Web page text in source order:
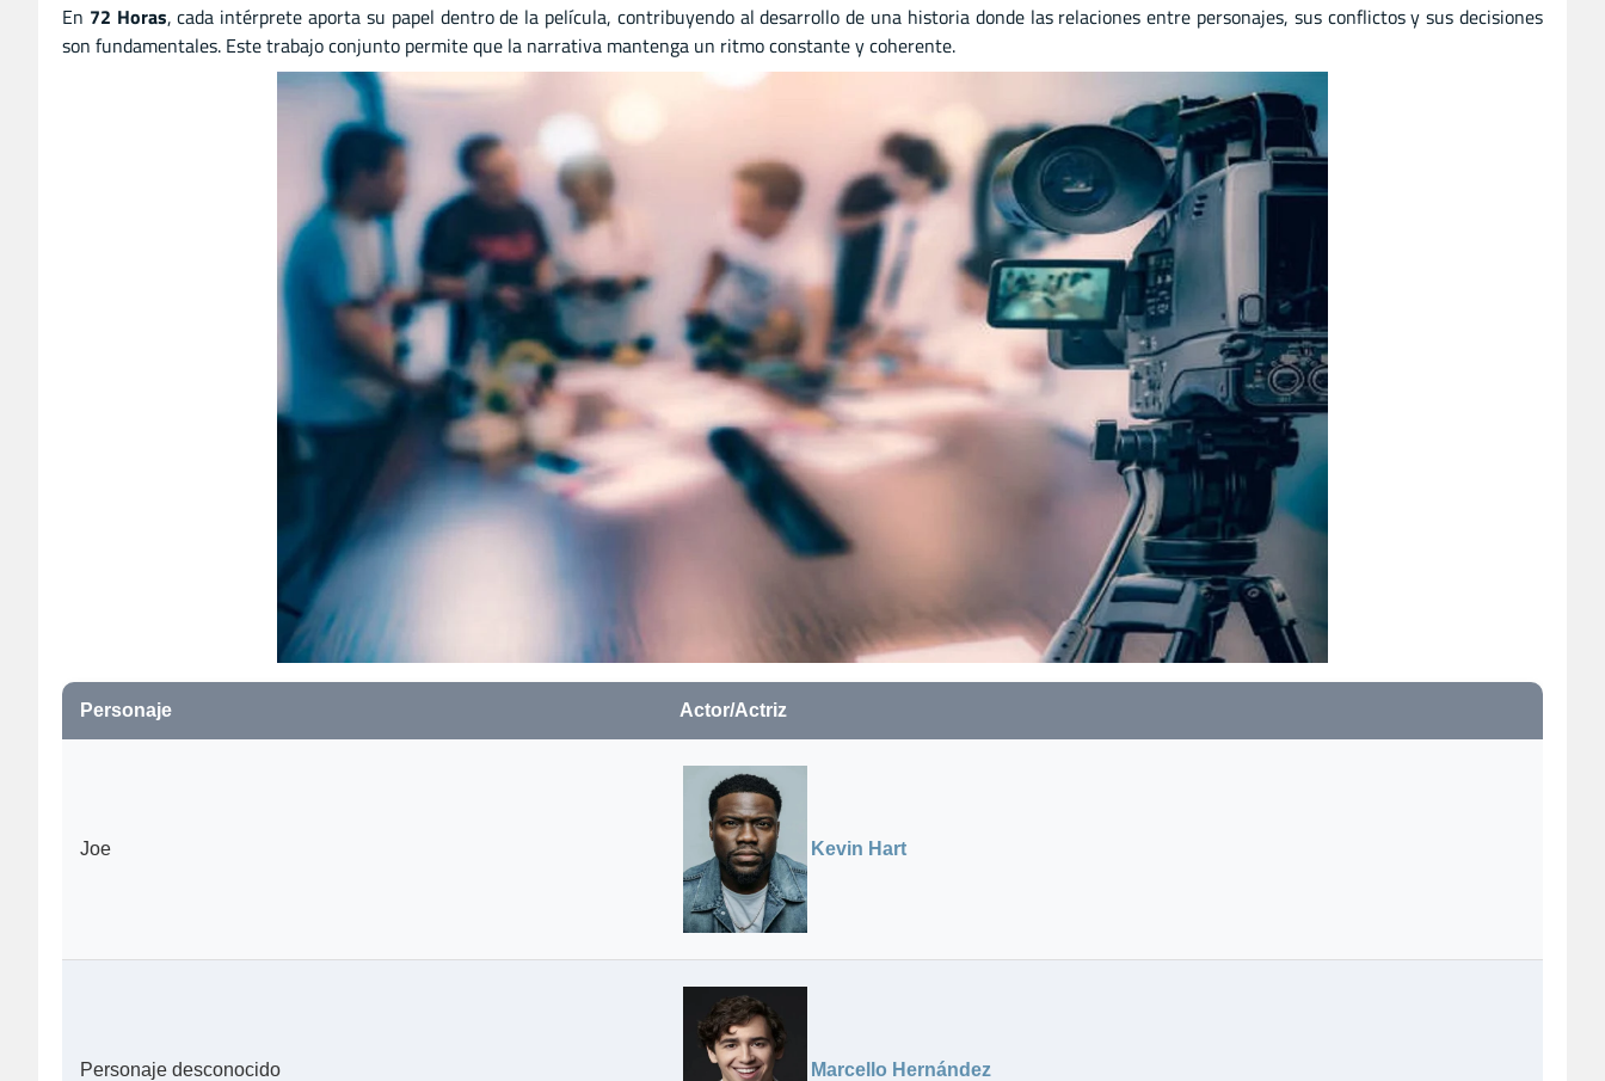
En 72 Horas, cada intérprete aporta su papel dentro de la película, contribuyendo al desarrollo de una historia donde las relaciones entre personajes, sus conflictos y sus decisiones
son fundamentales. Este trabajo conjunto permite que la narrativa mantenga un ritmo constante y coherente.
Personaje Actor/Actriz
Joe Kevin Hart
Personaje desconocido Marcello Hernández